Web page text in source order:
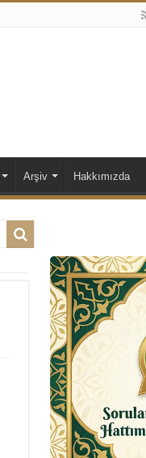
Arşiv Hakkımızda